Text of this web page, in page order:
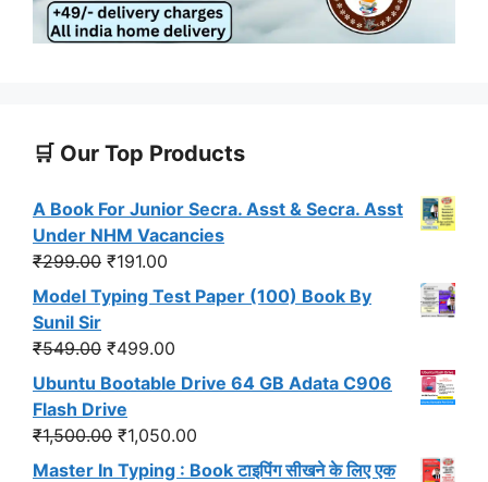
🛒 Our Top Products
A Book For Junior Secra. Asst & Secra. Asst
Under NHM Vacancies
₹299.00 Original
price
was:
₹299.00.
₹191.00
price
₹191.00.
Model Typing Test Paper (100) Book By
Sunil Sir
₹549.00 Original
price
was:
₹549.00.
₹499.00
price
₹499.00.
Ubuntu Bootable Drive 64 GB Adata C906
Flash Drive
₹1,500.00 Original
price
₹1,050.00
price
Master In Typing : Book टाइपिंग सीखने के लिए एक